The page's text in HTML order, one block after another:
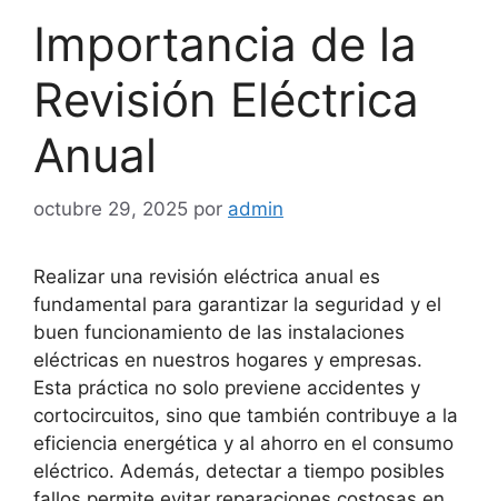
Importancia de la
Revisión Eléctrica
Anual
octubre 29, 2025 por admin
Realizar una revisión eléctrica anual es
fundamental para garantizar la seguridad y el
buen funcionamiento de las instalaciones
eléctricas en nuestros hogares y empresas.
Esta práctica no solo previene accidentes y
cortocircuitos, sino que también contribuye a la
eficiencia energética y al ahorro en el consumo
eléctrico. Además, detectar a tiempo posibles